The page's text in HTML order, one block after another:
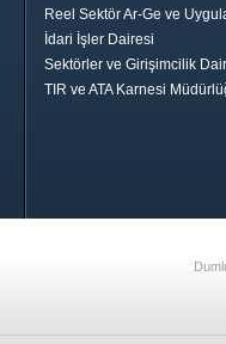
Reel Sektör Ar-Ge ve
İdari İşler Dairesi
Sektörler ve Girişimcilik
TIR ve ATA Karnesi